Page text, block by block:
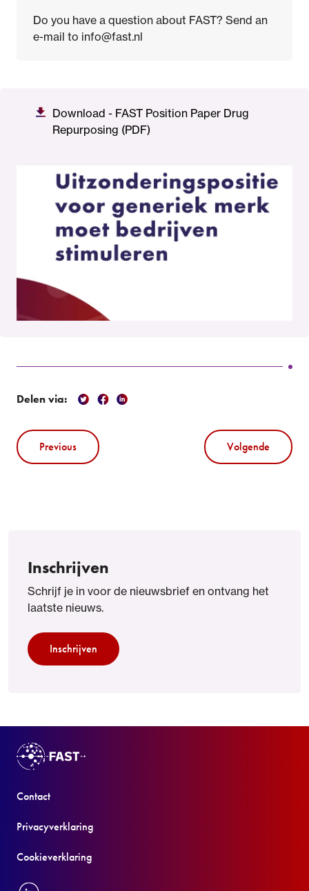
Do you have a question about FAST? Send an
e-mail to info@fast.nl
Download - FAST Position Paper Drug
Repurposing (PDF)
Delen via:
Previous Volgende
Inschrijven
Schrijf je in voor de nieuwsbrief en ontvang het
laatste nieuws.
Inschrijven
Contact
Privacyverklaring
Cookieverklaring